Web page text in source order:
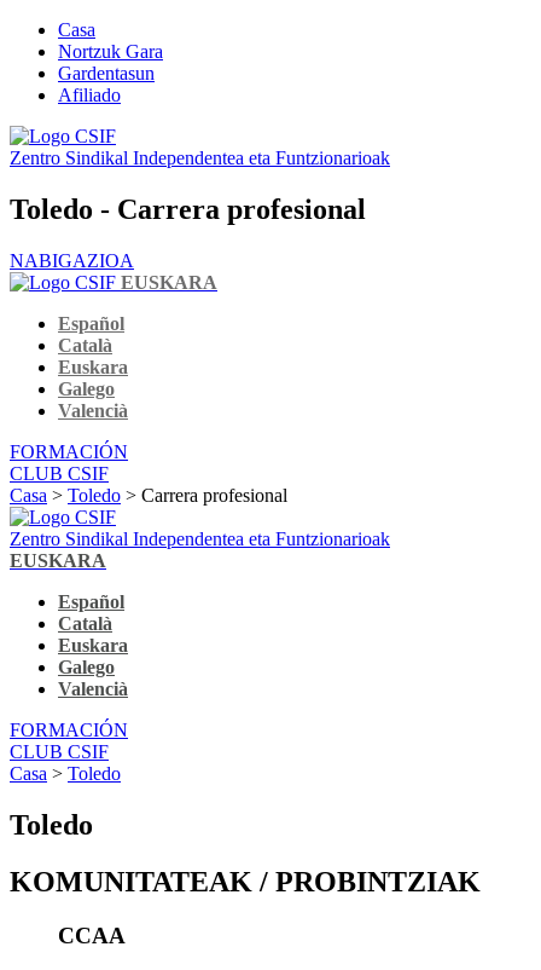
Casa
Nortzuk Gara
Gardentasun
Afiliado
Zentro Sindikal Independentea eta Funtzionarioak
Toledo - Carrera profesional
NABIGAZIOA
EUSKARA
Español
Català
Euskara
Galego
Valencià
FORMACIÓN
CLUB CSIF
Casa > Toledo > Carrera profesional
Zentro Sindikal Independentea eta Funtzionarioak
EUSKARA
Español
Català
Euskara
Galego
Valencià
FORMACIÓN
CLUB CSIF
Casa > Toledo
Toledo
KOMUNITATEAK / PROBINTZIAK
CCAA